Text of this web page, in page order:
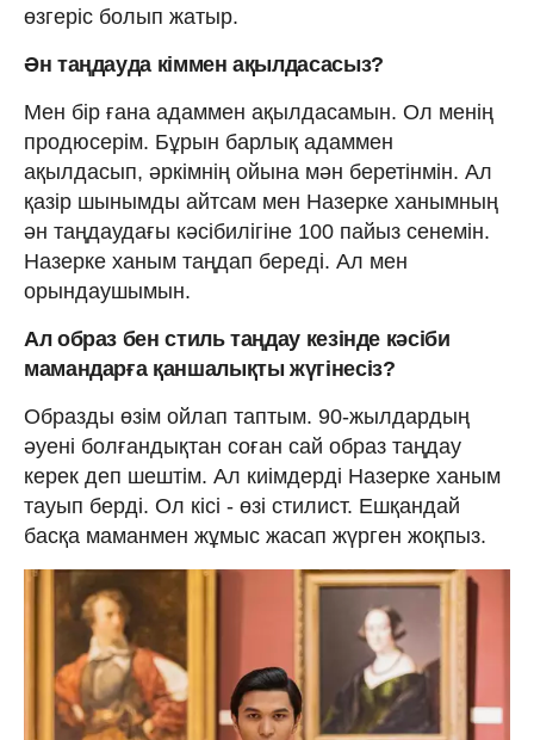
өзгеріс болып жатыр.
Ән таңдауда кіммен ақылдасасыз?
Мен бір ғана адаммен ақылдасамын. Ол менің
продюсерім. Бұрын барлық адаммен
ақылдасып, әркімнің ойына мән беретінмін. Ал
қазір шынымды айтсам мен Назерке ханымның
ән таңдаудағы кәсібилігіне 100 пайыз сенемін.
Назерке ханым таңдап береді. Ал мен
орындаушымын.
Ал образ бен стиль таңдау кезінде кәсіби
мамандарға қаншалықты жүгінесіз?
Образды өзім ойлап таптым. 90-жылдардың
әуені болғандықтан соған сай образ таңдау
керек деп шештім. Ал киімдерді Назерке ханым
тауып берді. Ол кісі - өзі стилист. Ешқандай
басқа маманмен жұмыс жасап жүрген жоқпыз.